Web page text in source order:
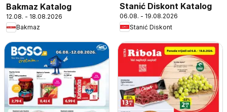
Bakmaz Katalog
12.08. - 18.08.2026
Bakmaz
Stanić Diskont Katalog
06.08. - 19.08.2026
Stanić Diskont